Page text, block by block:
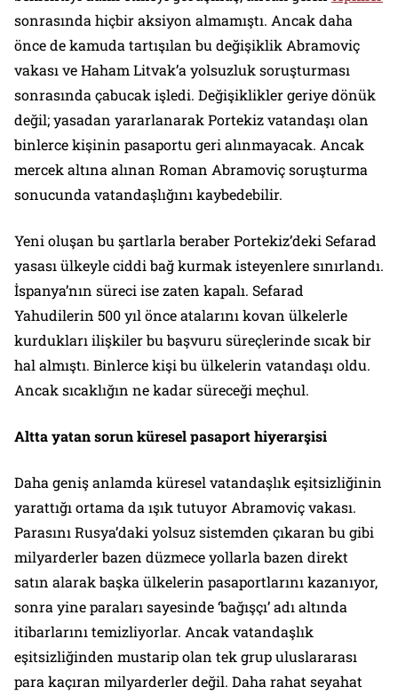
sonrasında hiçbir aksiyon almamıştı. Ancak daha
önce de kamuda tartışılan bu değişiklik Abramoviç
vakası ve Haham Litvak’a yolsuzluk soruşturması
sonrasında çabucak işledi. Değişiklikler geriye dönük
değil; yasadan yararlanarak Portekiz vatandaşı olan
binlerce kişinin pasaportu geri alınmayacak. Ancak
mercek altına alınan Roman Abramoviç soruşturma
sonucunda vatandaşlığını kaybedebilir.
Yeni oluşan bu şartlarla beraber Portekiz’deki Sefarad
yasası ülkeyle ciddi bağ kurmak isteyenlere sınırlandı.
İspanya’nın süreci ise zaten kapalı. Sefarad
Yahudilerin 500 yıl önce atalarını kovan ülkelerle
kurdukları ilişkiler bu başvuru süreçlerinde sıcak bir
hal almıştı. Binlerce kişi bu ülkelerin vatandaşı oldu.
Ancak sıcaklığın ne kadar süreceği meçhul.
Altta yatan sorun küresel pasaport hiyerarşisi
Daha geniş anlamda küresel vatandaşlık eşitsizliğinin
yarattığı ortama da ışık tutuyor Abramoviç vakası.
Parasını Rusya’daki yolsuz sistemden çıkaran bu gibi
milyarderler bazen düzmece yollarla bazen direkt
satın alarak başka ülkelerin pasaportlarını kazanıyor,
sonra yine paraları sayesinde ‘bağışçı’ adı altında
itibarlarını temizliyorlar. Ancak vatandaşlık
eşitsizliğinden mustarip olan tek grup uluslararası
para kaçıran milyarderler değil. Daha rahat seyahat